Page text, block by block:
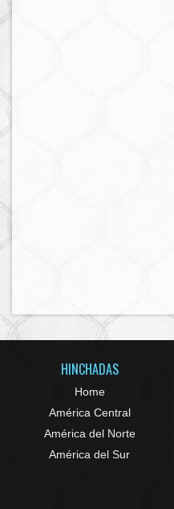
HINCHADAS
Home
América Central
América del Norte
América del Sur